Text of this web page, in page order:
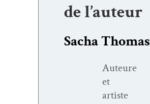
de l’auteur
Sacha Thomas
Auteure
et
artiste